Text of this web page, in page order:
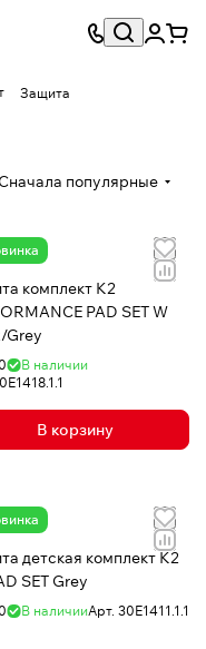
Защита
Сначала популярные
сом
комплект K2
PAD SET W
Grey
В наличии
В корзину
сом
детская комплект K2
SET Grey
В наличииАрт. 30E1411.1.1